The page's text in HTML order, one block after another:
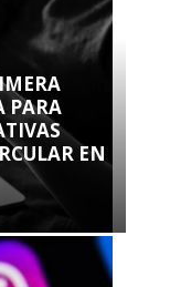
PARA
EN